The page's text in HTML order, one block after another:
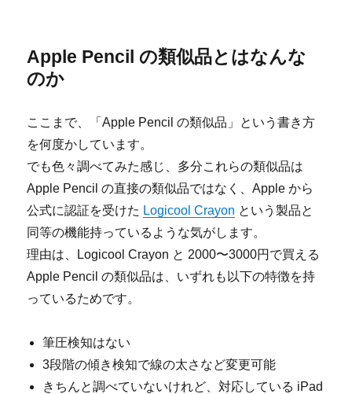
Apple Pencil の類似品とはなんな
のか
ここまで、「Apple Pencil の類似品」という書き方
を何度かしています。
でも色々調べてみた感じ、多分これらの類似品は
Apple Pencil の直接の類似品ではなく、Apple から
公式に認証を受けた Logicool Crayon という製品と
同等の機能持っているような気がします。
理由は、Logicool Crayon と 2000〜3000円で買える
Apple Pencil の類似品は、いずれも以下の特徴を持
っているためです。
筆圧検知はない
3段階の傾き検知で線の太さなど変更可能
きちんと調べていないけれど、対応している iPad